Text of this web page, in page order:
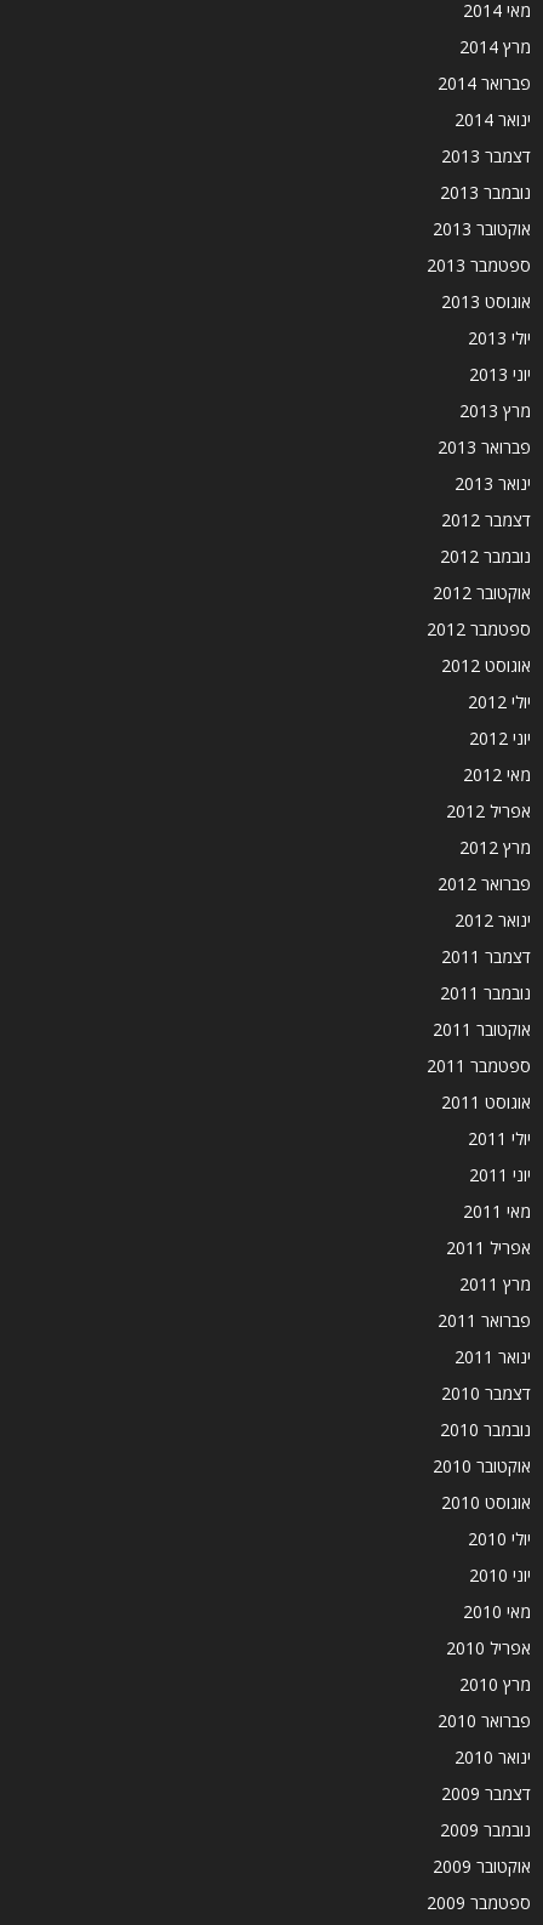
מאי 2014
מרץ 2014
פברואר 2014
ינואר 2014
דצמבר 2013
נובמבר 2013
אוקטובר 2013
ספטמבר 2013
אוגוסט 2013
יולי 2013
יוני 2013
מרץ 2013
פברואר 2013
ינואר 2013
דצמבר 2012
נובמבר 2012
אוקטובר 2012
ספטמבר 2012
אוגוסט 2012
יולי 2012
יוני 2012
מאי 2012
אפריל 2012
מרץ 2012
פברואר 2012
ינואר 2012
דצמבר 2011
נובמבר 2011
אוקטובר 2011
ספטמבר 2011
אוגוסט 2011
יולי 2011
יוני 2011
מאי 2011
אפריל 2011
מרץ 2011
פברואר 2011
ינואר 2011
דצמבר 2010
נובמבר 2010
אוקטובר 2010
אוגוסט 2010
יולי 2010
יוני 2010
מאי 2010
אפריל 2010
מרץ 2010
פברואר 2010
ינואר 2010
דצמבר 2009
נובמבר 2009
אוקטובר 2009
ספטמבר 2009